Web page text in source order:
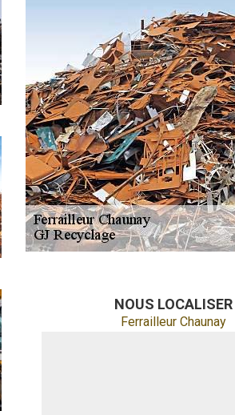
NOUS LOCALISER
Ferrailleur Chaunay